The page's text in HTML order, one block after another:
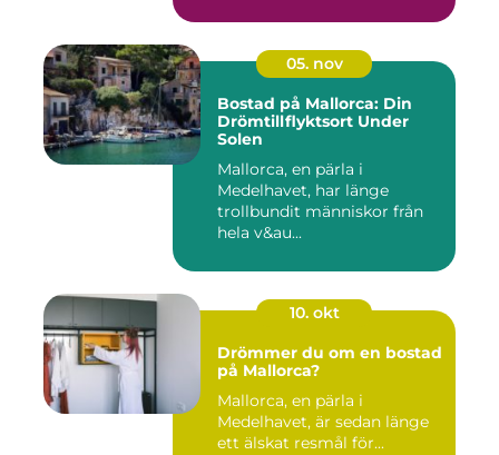
05. nov
Bostad på Mallorca: Din
Drömtillflyktsort Under
Solen
Mallorca, en pärla i
Medelhavet, har länge
trollbundit människor från
hela v&au...
10. okt
Drömmer du om en bostad
på Mallorca?
Mallorca, en pärla i
Medelhavet, är sedan länge
ett älskat resmål för...